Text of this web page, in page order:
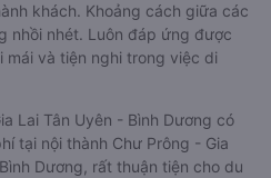
khách. Khoảng cách giữa các
nhồi nhét. Luôn đáp ứng được
mái và tiện nghi trong việc di
Lai Tân Uyên - Bình Dương có
tại nội thành Chư Prông - Gia
Dương, rất thuận tiện cho du